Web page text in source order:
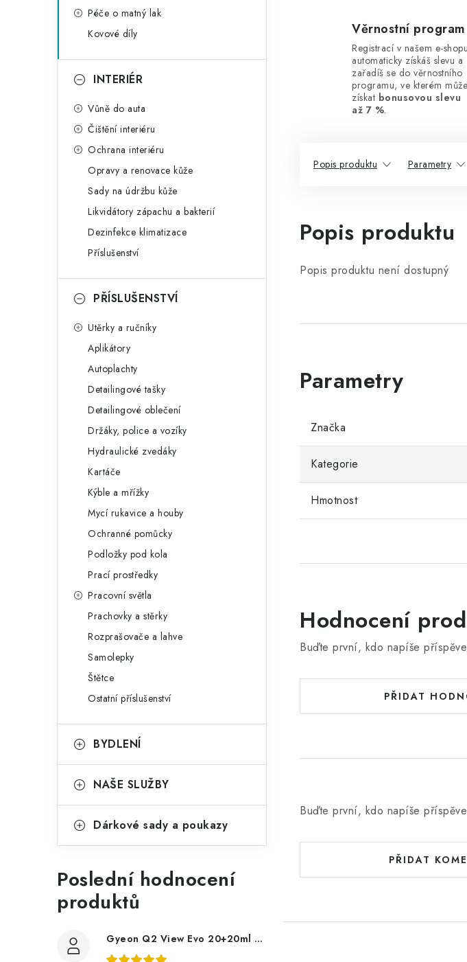
Péče o matný lak
Kovové díly
INTERIÉR
Vůně do auta
Čištění interiéru
Ochrana interiéru
Opravy a renovace kůže
Sady na údržbu kůže
Likvidátory zápachu a bakterií
Dezinfekce klimatizace
Příslušenství
PŘÍSLUŠENSTVÍ
Utěrky a ručníky
Aplikátory
Autoplachty
Detailingové tašky
Detailingové oblečení
Držáky, police a vozíky
Hydraulické zvedáky
Kartáče
Kýble a mřížky
Mycí rukavice a houby
Ochranné pomůcky
Podložky pod kola
Prací prostředky
Pracovní světla
Prachovky a stěrky
Rozprašovače a lahve
Samolepky
Štětce
Ostatní příslušenství
BYDLENÍ
NAŠE SLUŽBY
Dárkové sady a poukazy
Poslední hodnocení
produktů
Gyeon Q2 View Evo 20+20ml nanopovlak na okna
Věrnostní program
Registrací v našem e-shopu
automaticky získáš slevu a
zařadíš se do věrnostního
programu, ve kterém
získat bonusovou slevu
až 7 %.
Popis produktu Parametry
Popis produktu
Popis produktu není dostupný
Značka
Kategorie
Hmotnost
Hodnocení
Buďte první, kdo napíše
PŘIDAT
Buďte první, kdo napíše
PŘIDAT